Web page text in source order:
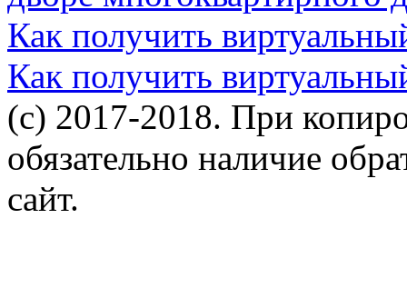
Как получить
Как получить
(c) 2017-2018. При
обязательно наличие
сайт.